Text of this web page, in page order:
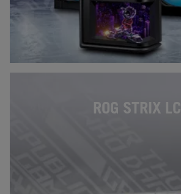
ROG STRIX LC